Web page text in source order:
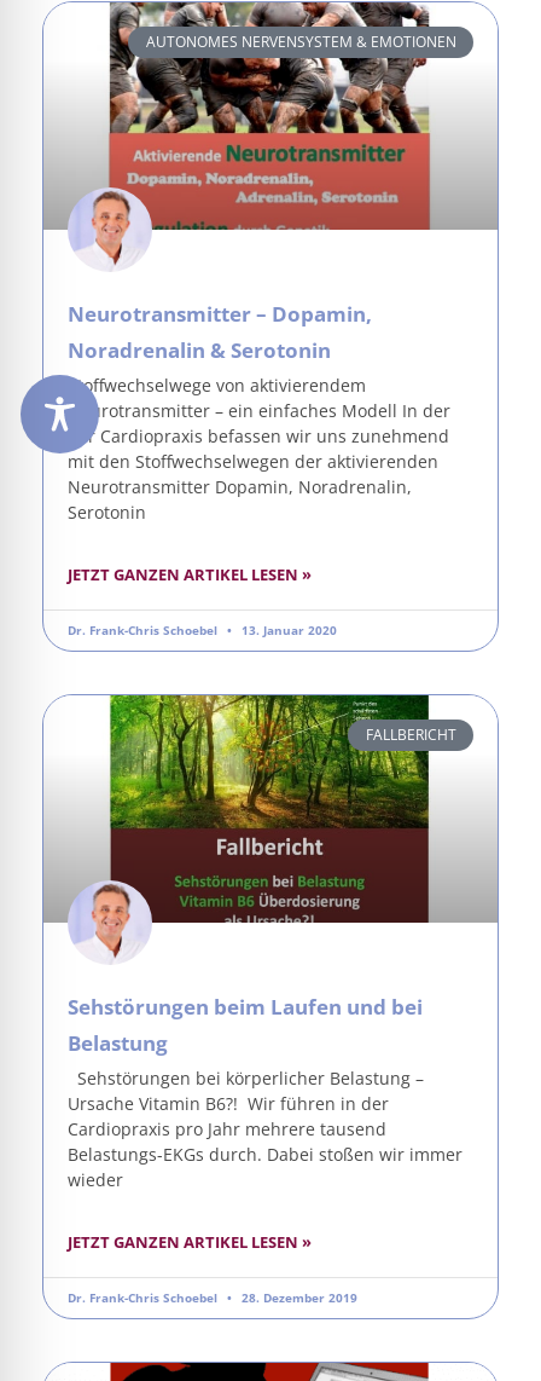
AUTONOMES NERVENSYSTEM & EMOTIONEN
Neurotransmitter – Dopamin,
Noradrenalin & Serotonin
Stoffwechselwege von aktivierendem
Neurotransmitter – ein einfaches Modell In der
der Cardiopraxis befassen wir uns zunehmend
mit den Stoffwechselwegen der aktivierenden
Neurotransmitter Dopamin, Noradrenalin,
Serotonin
JETZT GANZEN ARTIKEL LESEN »
Dr. Frank-Chris Schoebel 13. Januar 2020
FALLBERICHT
Sehstörungen beim Laufen und bei
Belastung
Sehstörungen bei körperlicher Belastung –
Ursache Vitamin B6?! Wir führen in der
Cardiopraxis pro Jahr mehrere tausend
Belastungs-EKGs durch. Dabei stoßen wir immer
wieder
JETZT GANZEN ARTIKEL LESEN »
Dr. Frank-Chris Schoebel 28. Dezember 2019